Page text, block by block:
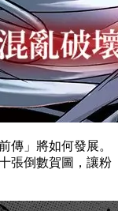
傳」將如何發展。
張倒數賀圖，讓粉